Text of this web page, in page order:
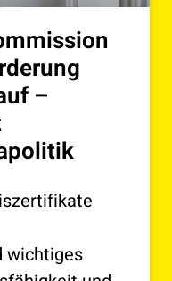
–
wichtiges